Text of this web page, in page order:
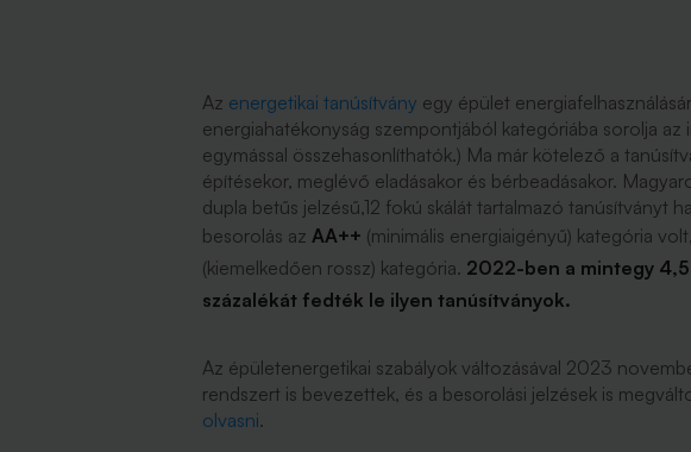
Az energetikai tanúsítvány egy épület
energiahatékonyság szempontjából kategóriába sorolja az
egymással összehasonlíthatók.) Ma már kötelező a
építésekor, meglévő eladásakor és bérbeadásakor.
dupla betűs jelzésű,12 fokú skálát tartalmazó tanúsítványt
besorolás az AA++ (minimális energiaigényű) kategória
(kiemelkedően rossz) kategória. 2022-ben a mintegy
százalékát fedték le ilyen tanúsítványok.
Az épületenergetikai szabályok változásával 2023
rendszert is bevezettek, és a besorolási jelzések is
olvasni.